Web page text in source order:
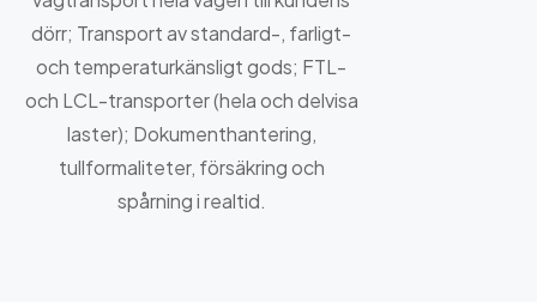
dörr; Transport av standard-, farligt-
och temperaturkänsligt gods; FTL-
och LCL-transporter (hela och delvisa
laster); Dokumenthantering,
tullformaliteter, försäkring och
spårning i realtid.